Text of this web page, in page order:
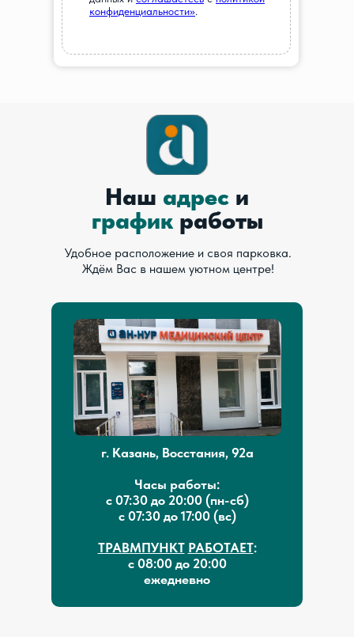
конфиденциальности».
г. Казань, Восстания, 92а
Часы работы:
с 07:30 до 20:00 (пн-сб)
с 07:30 до 17:00 (вс)
ТРАВМПУНКТ РАБОТАЕТ:
с 08:00 до 20:00
ежедневно
Наш адрес и
график работы
Удобное расположение и своя парковка.
Ждём Вас в нашем уютном центре!